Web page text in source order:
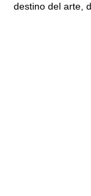
destino del arte,